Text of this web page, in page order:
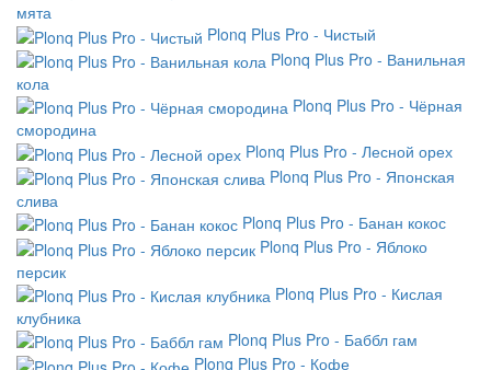
мята
Plonq Plus Pro - Чистый
Plonq Plus Pro - Ванильная
кола
Plonq Plus Pro - Чёрная
смородина
Plonq Plus Pro - Лесной орех
Plonq Plus Pro - Японская
слива
Plonq Plus Pro - Банан кокос
Plonq Plus Pro - Яблоко
персик
Plonq Plus Pro - Кислая
клубника
Plonq Plus Pro - Баббл гам
Plonq Plus Pro - Кофе